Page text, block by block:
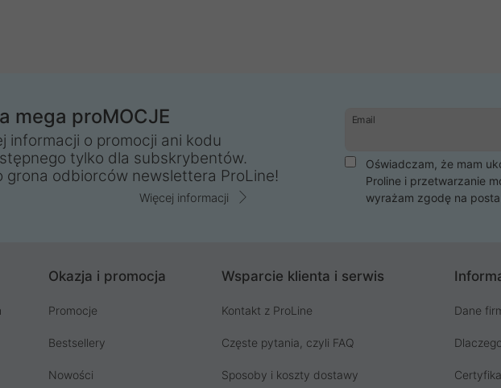
mega proMOCJE
informacji o promocji ani kodu
tylko dla subskrybentów.
grona odbiorców newslettera ProLine!
Więcej informacji
Email
Oświadczam, że mam
Proline i przetwarzanie
wyrażam zgodę na
Okazja i promocja
Promocje
Bestsellery
Nowości
Wsparcie klienta i serwis
Kontakt z ProLine
Częste pytania, czyli FAQ
Sposoby i koszty dostawy
Dane